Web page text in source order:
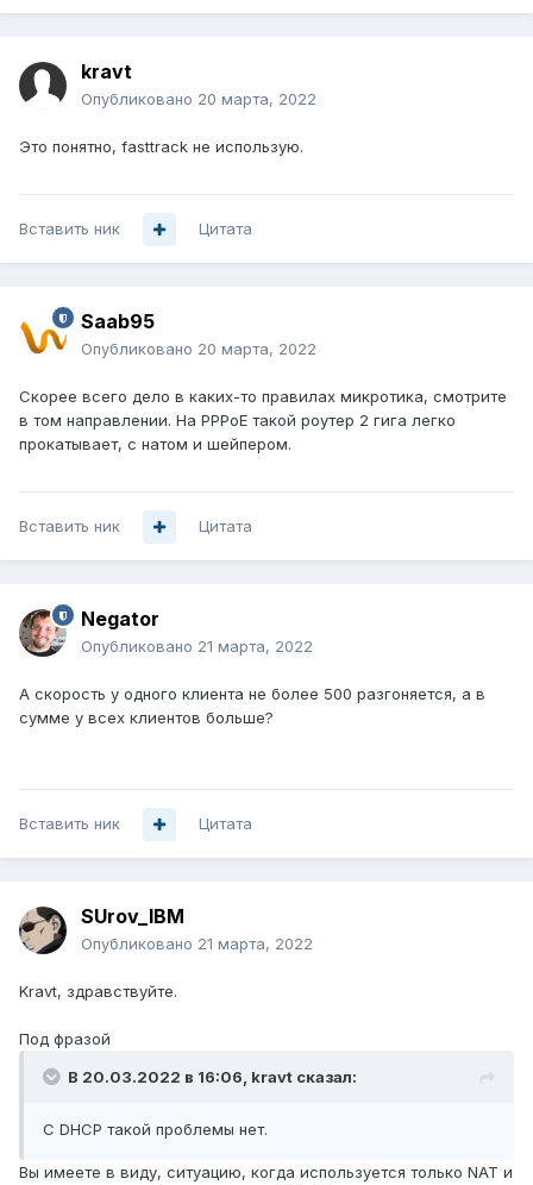
kravt
Опубликовано 20 марта, 2022
Это понятно, fasttrack не использую.
Вставить ник Цитата
Saab95
Опубликовано 20 марта, 2022
Скорее всего дело в каких-то правилах микротика, смотрите
в том направлении. На PPPoE такой роутер 2 гига легко
прокатывает, с натом и шейпером.
Вставить ник Цитата
Negator
Опубликовано 21 марта, 2022
А скорость у одного клиента не более 500 разгоняется, а в
сумме у всех клиентов больше?
Вставить ник Цитата
SUrov_IBM
Опубликовано 21 марта, 2022
Kravt, здравствуйте.
Под фразой
В 20.03.2022 в 16:06, kravt сказал:
С DHCP такой проблемы нет.
Вы имеете в виду, ситуацию, когда используется только NAT и